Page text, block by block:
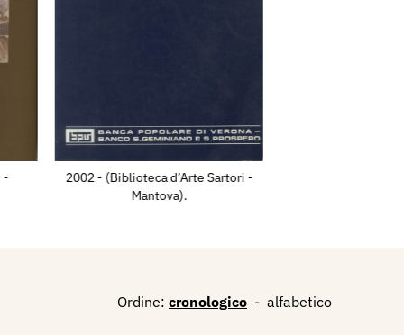
-
2002 - (Biblioteca d’Arte Sartori -
Mantova).
Ordine: cronologico - alfabetico